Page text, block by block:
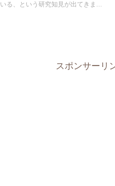
いる、という研究知見が出てきま...
スポンサーリ